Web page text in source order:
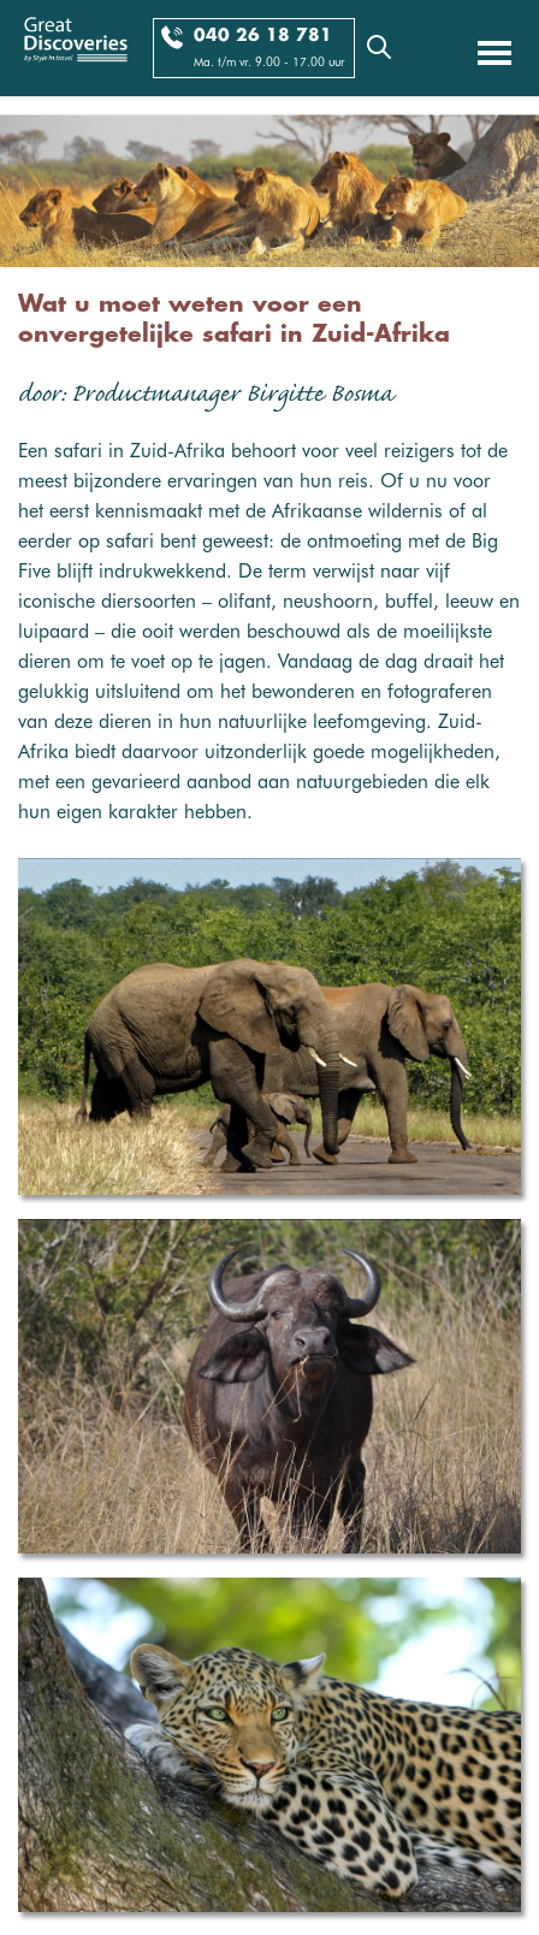
040 26 18 781
Ma. t/m vr. 9.00 - 17.00 uur
Wat u moet weten voor een
onvergetelijke safari in Zuid-Afrika
door: Productmanager Birgitte Bosma
Een safari in Zuid-Afrika behoort voor veel reizigers tot de
meest bijzondere ervaringen van hun reis. Of u nu voor
het eerst kennismaakt met de Afrikaanse wildernis of al
eerder op safari bent geweest: de ontmoeting met de Big
Five blijft indrukwekkend. De term verwijst naar vijf
iconische diersoorten – olifant, neushoorn, buffel, leeuw en
luipaard – die ooit werden beschouwd als de moeilijkste
dieren om te voet op te jagen. Vandaag de dag draait het
gelukkig uitsluitend om het bewonderen en fotograferen
van deze dieren in hun natuurlijke leefomgeving. Zuid-
Afrika biedt daarvoor uitzonderlijk goede mogelijkheden,
met een gevarieerd aanbod aan natuurgebieden die elk
hun eigen karakter hebben.